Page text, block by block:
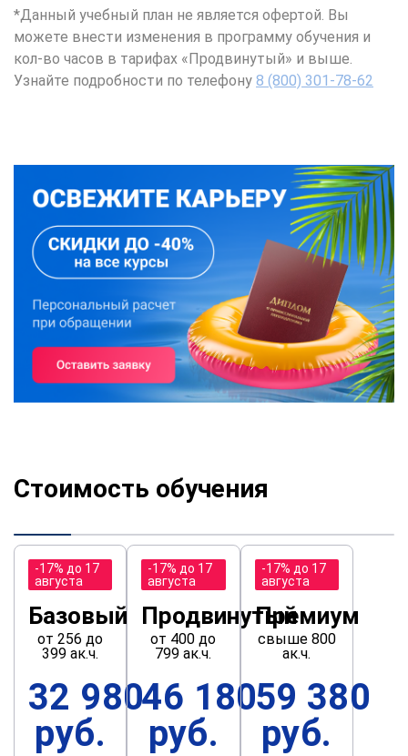
*Данный учебный план не является офертой. Вы
можете внести изменения в программу обучения и
кол-во часов в тарифах «Продвинутый» и выше.
Узнайте подробности по телефону 8 (800) 301-78-62
Стоимость обучения
-17% до 17
августа
Базовый
от 256 до
399 ак.ч.
32 980
руб.
-17% до 17
августа
Продвинутый
от 400 до
799 ак.ч.
46 180
руб.
-17% до 17
августа
Премиум
свыше 800
ак.ч.
59 380
руб.